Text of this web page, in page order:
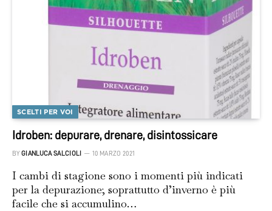
SCELTI PER VOI
Idroben: depurare, drenare, disintossicare
BY GIANLUCA SALCIOLI 10 MARZO 2021
I cambi di stagione sono i momenti più indicati
per la depurazione; soprattutto d’inverno è più
facile che si accumulino…